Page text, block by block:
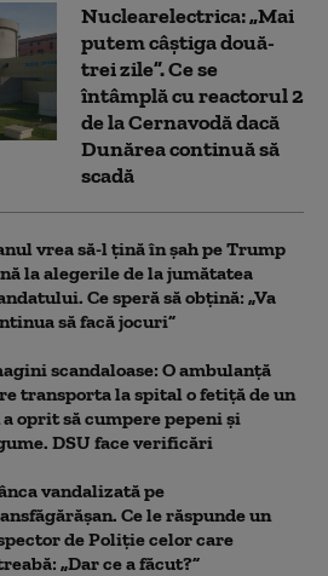
Nuclearelectrica: „Mai
putem câștiga două-
trei zile”. Ce se
întâmplă cu reactorul 2
de la Cernavodă dacă
Dunărea continuă să
scadă
vrea să-l țină în șah pe Trump
la alegerile de la jumătatea
Ce speră să obțină: „Va
să facă jocuri”
scandaloase: O ambulanță
transporta la spital o fetiță de un
a oprit să cumpere pepeni și
DSU face verificări
vandalizată pe
Ce le răspunde un
de Poliție celor care
„Dar ce a făcut?”